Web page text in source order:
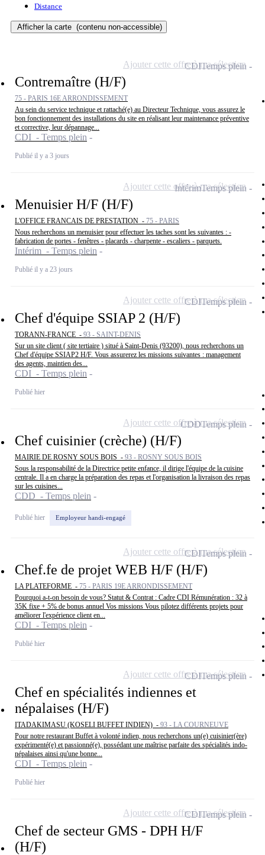
Distance
Afficher la carte (contenu non-accessible)
Contremaître (H/F)
75 - PARIS 16E ARRONDISSEMENT
Au sein du service technique et rattaché(e) au Directeur Technique, vous assurez le
bon fonctionnement des installations du site en réalisant leur maintenance préventive
et corrective, leur dépannage...
CDI - Temps plein
Publié il y a 3 jours
CDITemps plein
Ajouter cette offre à ma sélection
Menuisier H/F (H/F)
L'OFFICE FRANCAIS DE PRESTATION - 75 - PARIS
Nous recherchons un menuisier pour effectuer les taches sont les suivantes : -
fabrication de portes - fenêtres - placards - charpente - escaliers - parquets.
Intérim - Temps plein
Publié il y a 23 jours
IntérimTemps plein
Ajouter cette offre à ma sélection
Chef d'équipe SSIAP 2 (H/F)
TORANN-FRANCE - 93 - SAINT-DENIS
Sur un site client ( site tertiaire ) situé à Saint-Denis (93200), nous recherchons un
Chef d'équipe SSIAP2 H/F. Vous assurerez les missions suivantes : management
des agents, maintien des...
CDI - Temps plein
Publié hier
CDITemps plein
Ajouter cette offre à ma sélection
Chef cuisinier (crèche) (H/F)
MAIRIE DE ROSNY SOUS BOIS - 93 - ROSNY SOUS BOIS
Sous la responsabilité de la Directrice petite enfance, il dirige l'équipe de la cuisine
centrale. Il a en charge la préparation des repas et l'organisation la livraison des repas
sur les cuisines...
CDD - Temps plein
Publié hier Employeur handi-engagé
CDDTemps plein
Ajouter cette offre à ma sélection
Chef.fe de projet WEB H/F (H/F)
LA PLATEFORME - 75 - PARIS 19E ARRONDISSEMENT
Pourquoi a-t-on besoin de vous? Statut & Contrat : Cadre CDI Rémunération : 32 à
35K fixe + 5% de bonus annuel Vos missions Vous pilotez différents projets pour
améliorer l'expérience client en...
CDI - Temps plein
Publié hier
CDITemps plein
Ajouter cette offre à ma sélection
Chef en spécialités indiennes et
népalaises (H/F)
ITADAKIMASU (KOSELI BUFFET INDIEN) - 93 - LA COURNEUVE
Pour notre restaurant Buffet à volonté indien, nous recherchons un(e) cuisinier(ère)
expérimenté(e) et passionné(e), possédant une maîtrise parfaite des spécialités indo-
népalaises ainsi qu'une bonne...
CDI - Temps plein
Publié hier
CDITemps plein
Ajouter cette offre à ma sélection
Chef de secteur GMS - DPH H/F
(H/F)
CDITemps plein
Ajouter cette offre à ma sélection